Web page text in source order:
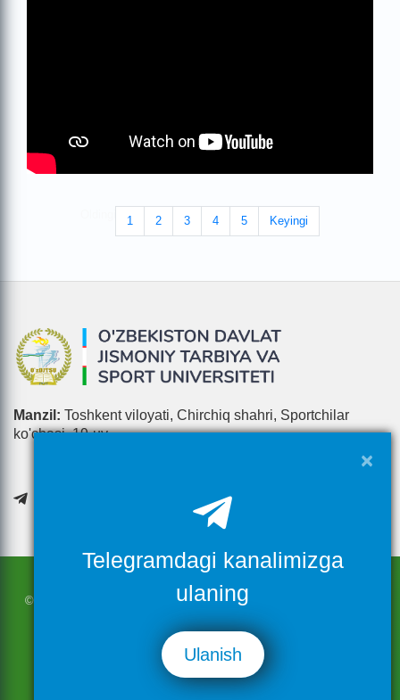
1 2 3 4 5 Keyingi
Manzil: Toshkent viloyati, Chirchiq shahri, Sportchilar
ko'chasi, 19-uy
© Saytdagi materiallardan to`liq yoki qisman foydalanilganda, ushbu
resursga havola etilishi shart
© 2026 O`zbekiston davlat jismoniy tarbiya va sport universiteti
×
Telegramdagi kanalimizga
ulaning
Ulanish